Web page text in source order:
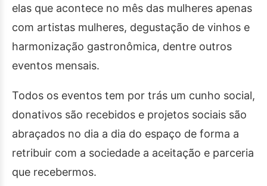
elas que acontece no mês das mulheres apenas
com artistas mulheres, degustação de vinhos e
harmonização gastronômica, dentre outros
eventos mensais.
Todos os eventos tem por trás um cunho social,
donativos são recebidos e projetos sociais são
abraçados no dia a dia do espaço de forma a
retribuir com a sociedade a aceitação e parceria
que recebermos.